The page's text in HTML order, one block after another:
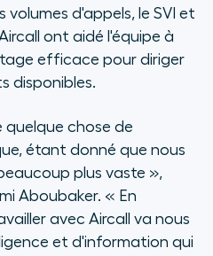
d'appels, le SVI et
ont aidé l'équipe à
efficace pour diriger
disponibles.
quelque chose de
étant donné que nous
plus vaste »,
Aboubaker. « En
avec Aircall va nous
et d'information qui